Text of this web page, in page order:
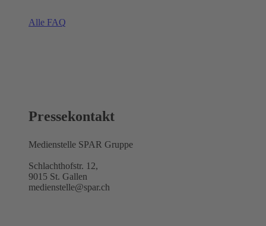
Alle FAQ
Pressekontakt
Medienstelle SPAR Gruppe
Schlachthofstr. 12,
9015 St. Gallen
medienstelle@spar.ch